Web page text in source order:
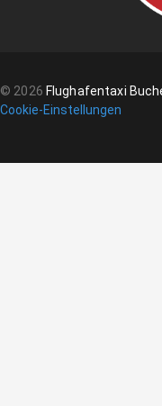
© 2026 Flughafentaxi
Cookie-Einstellungen